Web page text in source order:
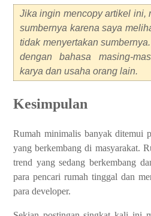
Jika ingin mencopy artikel ini,
sumbernya karena saya
tidak menyertakan
dengan bahasa masing-
karya dan usaha orang lain.
Kesimpulan
Rumah minimalis banyak ditemui
yang berkembang di masyarakat.
trend yang sedang berkembang
para pencari rumah tinggal dan
para developer.